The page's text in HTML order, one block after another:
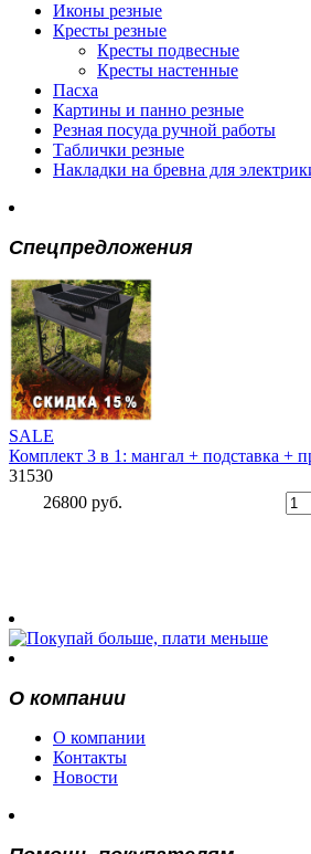
Иконы резные
Кресты резные
Кресты подвесные
Кресты настенные
Пасха
Картины и панно резные
Резная посуда ручной работы
Таблички резные
Накладки на бревна для
Спецпредложения
SALE
Комплект 3 в 1: мангал + подставка +
31530
26800 руб.
О компании
О компании
Контакты
Новости